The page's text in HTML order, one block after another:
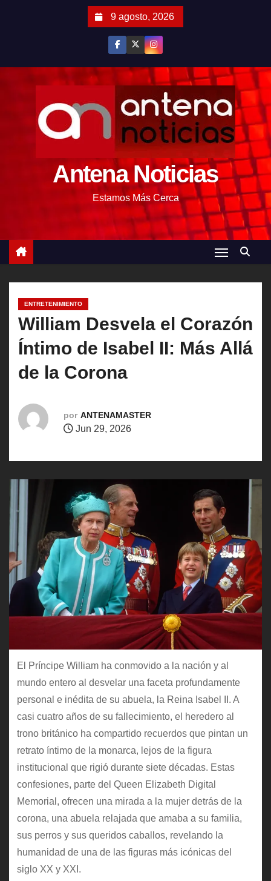
9 agosto, 2026
Antena Noticias
Estamos Más Cerca
ENTRETENIMIENTO
William Desvela el Corazón
Íntimo de Isabel II: Más Allá
de la Corona
por ANTENAMASTER
Jun 29, 2026
El Príncipe William ha conmovido a la nación y al
mundo entero al desvelar una faceta profundamente
personal e inédita de su abuela, la Reina Isabel II. A
casi cuatro años de su fallecimiento, el heredero al
trono británico ha compartido recuerdos que pintan un
retrato íntimo de la monarca, lejos de la figura
institucional que rigió durante siete décadas. Estas
confesiones, parte del Queen Elizabeth Digital
Memorial, ofrecen una mirada a la mujer detrás de la
corona, una abuela relajada que amaba a su familia,
sus perros y sus queridos caballos, revelando la
humanidad de una de las figuras más icónicas del
siglo XX y XXI.